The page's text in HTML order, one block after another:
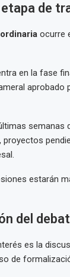
de
ocurre
en la fase
semanas
estarán
del
es la
de